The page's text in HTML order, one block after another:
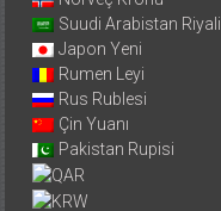
Suudi Arabistan Riyali
Japon Yeni
Rumen Leyi
Rus Rublesi
Çin Yuanı
Pakistan Rupisi